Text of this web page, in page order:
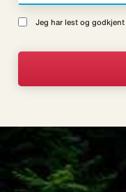
Jeg har lest og godkjent